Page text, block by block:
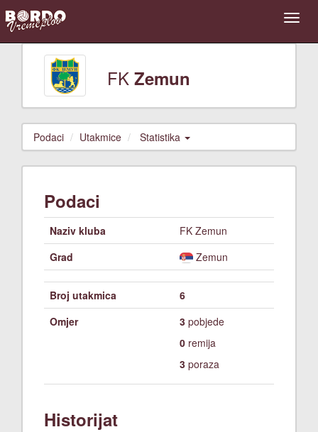
FK Zemun
Podaci Utakmice Statistika
Podaci
Naziv kluba
FK Zemun
Grad
Zemun
Broj utakmica
6
Omjer
3 pobjede
0 remija
3 poraza
Historijat